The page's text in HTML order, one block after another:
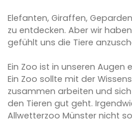
Elefanten, Giraffen,
zu entdecken. Aber wir
gefühlt uns die Tiere
Ein Zoo ist in unseren Augen
Ein Zoo sollte mit der
zusammen arbeiten und
den Tieren gut geht.
Allwetterzoo Münster nicht